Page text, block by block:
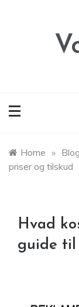
Home » Blog
priser og tilskud
Hvad
guide til